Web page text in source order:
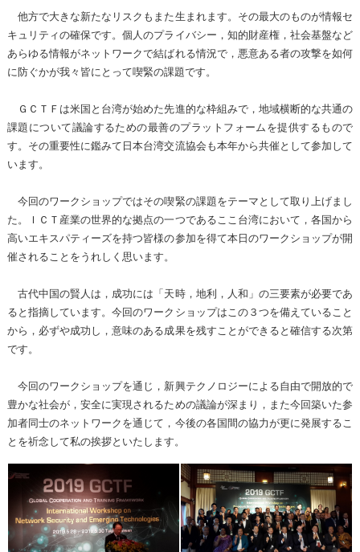
他方で大きな新たなリスクもまた生まれます。その最大のものが情報セ
キュリティの確保です。個人のプライバシー，知的財産権，社会基盤など
あらゆる情報がネットワークで結ばれる情況で，悪意ある者の攻撃を如何
に防ぐかが我々皆にとって喫緊の課題です。
ＧＣＴＦは米国と台湾が始めた先進的な枠組みで，地域横断的な共通の
課題について議論するための最善のプラットフォームを提供するもので
す。その重要性に鑑みて日本台湾交流協会も本年から共催として参加して
います。
今回のワークショップではその喫緊の課題をテーマとして取り上げまし
た。ＩＣＴ産業の世界的な拠点の一つであるここ台湾において，各国から
高いエキスパティーズを持つ皆様の参加を得て本日のワークショップが開
催されることをうれしく思います。
古代中国の賢人は，成功には「天時，地利，人和」の三要素が必要であ
ると指摘しています。今回のワークショップはこの３つを備えていること
から，必ずや成功し，意味のある成果を残すことができると確信する次第
です。
今回のワークショップを通じ，新興テクノロジーによる自由で開放的で
豊かな社会が，安全に実現されるための議論が深まり，また今回築いた参
加者同士のネットワークを通じて，今後の各国間の協力が更に発展するこ
とを祈念して私の挨拶といたします。